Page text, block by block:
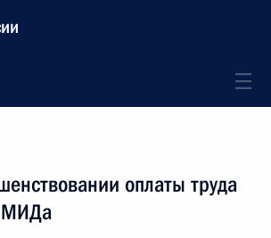
оплаты труда
МИДа